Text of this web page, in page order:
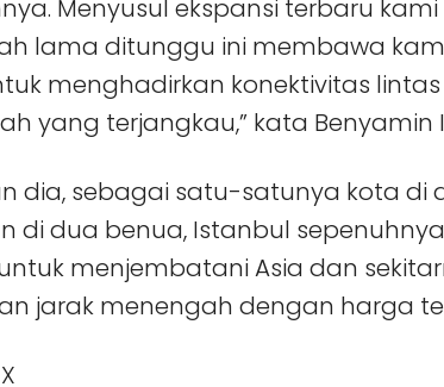
Menyusul ekspansi terbaru kami
lama ditunggu ini membawa
menghadirkan konektivitas
yang terjangkau,” kata Benyamin
dia, sebagai satu-satunya kota di
di dua benua, Istanbul
menjembatani Asia dan
jarak menengah dengan harga